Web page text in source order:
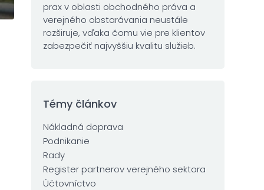
prax v oblasti obchodného práva a
verejného obstarávania neustále
rozširuje, vďaka čomu vie pre klientov
zabezpečiť najvyššiu kvalitu služieb.
Témy článkov
Nákladná doprava
Podnikanie
Rady
Register partnerov verejného sektora
Účtovníctvo